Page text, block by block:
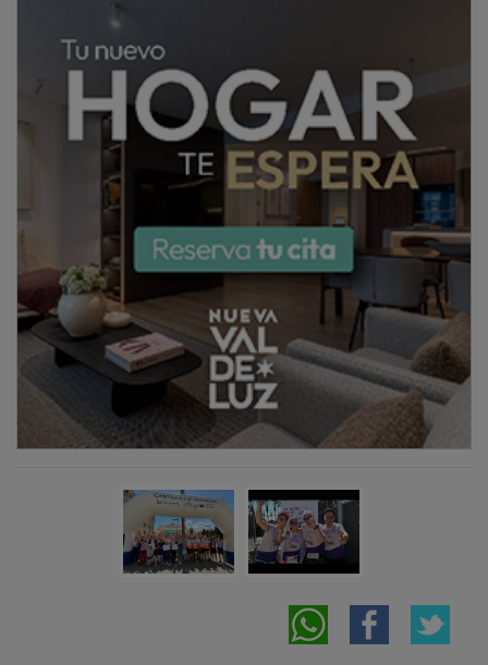
NOTICIAS RELACIONADAS
Sigue la incertidumbre en el Dépor y
celebramos el ascenso del Almoguera